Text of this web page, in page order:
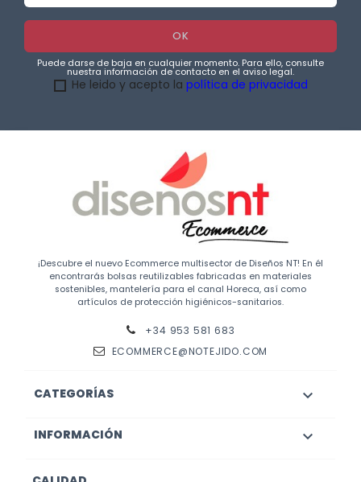
Puede darse de baja en cualquier momento. Para ello, consulte
nuestra información de contacto en el aviso legal.
He leido y acepto la política de privacidad
¡Descubre el nuevo Ecommerce multisector de Diseños NT! En él
encontrarás bolsas reutilizables fabricadas en materiales
sostenibles, mantelería para el canal Horeca, así como
artículos de protección higiénicos-sanitarios.
+34 953 581 683
ECOMMERCE@NOTEJIDO.COM
CATEGORÍAS 
INFORMACIÓN 